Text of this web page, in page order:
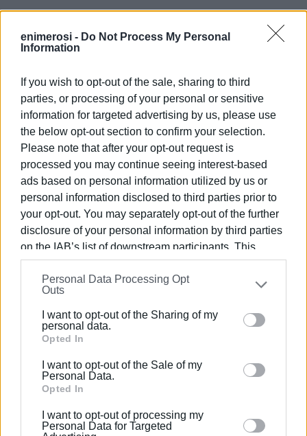
enimerosi - Do Not Process My Personal
Information
If you wish to opt-out of the sale, sharing to third
parties, or processing of your personal or sensitive
information for targeted advertising by us, please use
the below opt-out section to confirm your selection.
Please note that after your opt-out request is
processed you may continue seeing interest-based
ads based on personal information utilized by us or
personal information disclosed to third parties prior to
your opt-out. You may separately opt-out of the further
disclosure of your personal information by third parties
on the IAB’s list of downstream participants. This
information may also be disclosed by us to third parties
on theIAB’s List of Downstream Participants
that may
further disclose it to other third parties.
Please note that this website/app uses one or more
Google services and may gather and store information
behaviour. You may click to grant or deny consent to
Google and its third-party tags to use your data for
section.
Personal Data Processing Opt
Outs
I want to opt-out of the Sharing of my
personal data.
Opted In
I want to opt-out of the Sale of my
Personal Data.
Opted In
I want to opt-out of processing my
Personal Data for Targeted
Συνδρομητές στο e-paper